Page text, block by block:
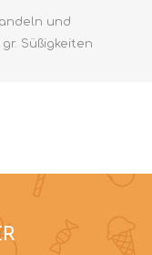
und
Süßigkeiten